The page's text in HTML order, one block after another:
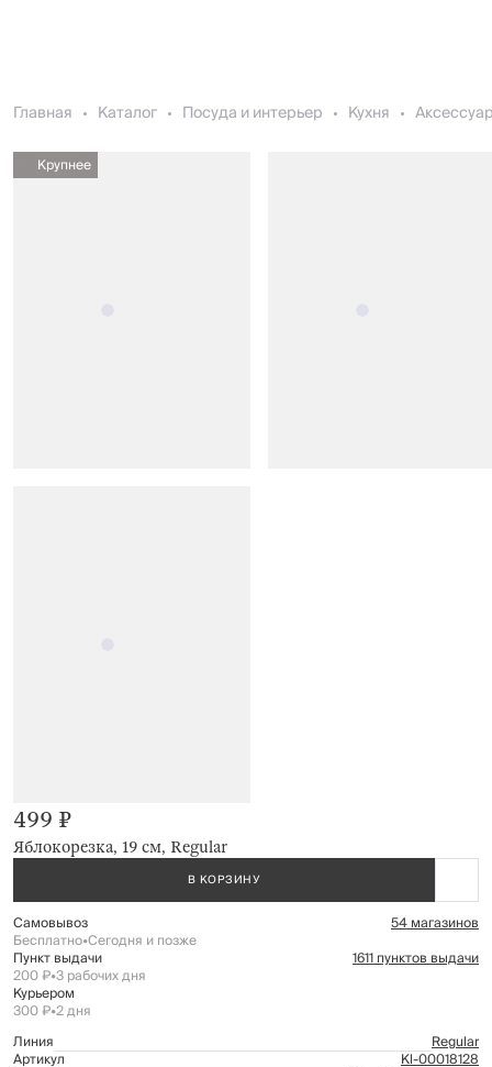
Главная Каталог Посуда и интерьер Кухня
Крупнее
Яблокорезка, 19 см, Regular
499 ₽
В КОРЗИНУ
Самовывоз 54 магазинов
Бесплатно•Сегодня и позже
Пункт выдачи 1611 пунктов выдачи
200 ₽•3 рабочих дня
Курьером
300 ₽•2 дня
Линия
Regular
Артикул Kl-00018128